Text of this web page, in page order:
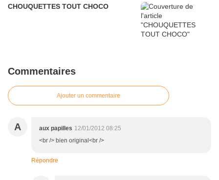
CHOUQUETTES TOUT CHOCO
Commentaires
Ajouter un commentaire
A aux papilles 12/01/2012 08:25
<br /> bien original<br />
Répondre